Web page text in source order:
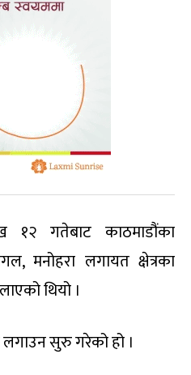
गतेबाट काठमाडौंका
मनोहरा लगायत क्षेत्रका
थियो ।
सुरु गरेको हो ।